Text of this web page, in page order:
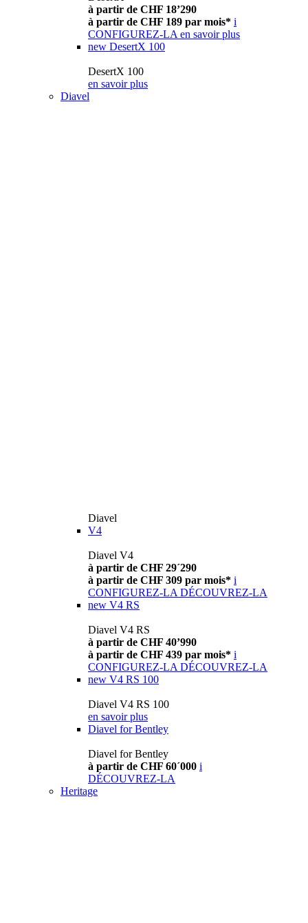
à partir de CHF 18’290
à partir de CHF 189 par mois* i
CONFIGUREZ-LA en savoir plus
new DesertX 100
DesertX 100
en savoir plus
Diavel
Diavel
V4
Diavel V4
à partir de CHF 29´290
à partir de CHF 309 par mois* i
CONFIGUREZ-LA DÉCOUVREZ-LA
new V4 RS
Diavel V4 RS
à partir de CHF 40’990
à partir de CHF 439 par mois* i
CONFIGUREZ-LA DÉCOUVREZ-LA
new V4 RS 100
Diavel V4 RS 100
en savoir plus
Diavel for Bentley
Diavel for Bentley
à partir de CHF 60´000 i
DÉCOUVREZ-LA
Heritage